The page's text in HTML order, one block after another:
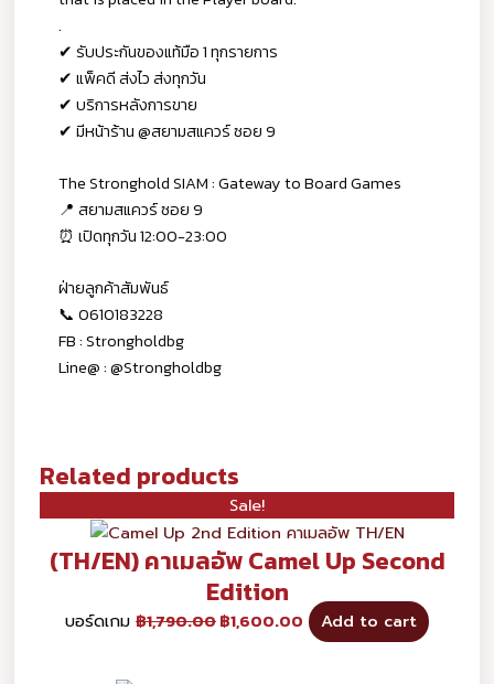
.
✔ รับประกันของแท้มือ 1 ทุกรายการ
✔ แพ็คดี ส่งไว ส่งทุกวัน
✔ บริการหลังการขาย
✔ มีหน้าร้าน @สยามสแควร์ ซอย 9
The Stronghold SIAM : Gateway to Board Games
📍 สยามสแควร์ ซอย 9
⏰ เปิดทุกวัน 12:00-23:00
ฝ่ายลูกค้าสัมพันธ์
📞 0610183228
FB : Strongholdbg
Line@ : @Strongholdbg
Related products
Sale!
(TH/EN) คาเมลอัพ Camel Up Second
Edition
บอร์ดเกม฿1,790.00฿1,600.00 Add to cart